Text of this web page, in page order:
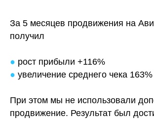
За 5 месяцев продвижения на
получил
● рост прибыли +116%
● увеличение среднего чека 163%
При этом мы не использовали
продвижение. Результат был